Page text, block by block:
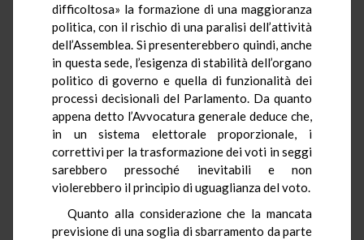
difficoltosa» la formazione di una maggioranza
politica, con il rischio di una paralisi dell’attività
dell’Assemblea. Si presenterebbero quindi, anche
in questa sede, l’esigenza di stabilità dell’organo
politico di governo e quella di funzionalità dei
processi decisionali del Parlamento. Da quanto
appena detto l’Avvocatura generale deduce che,
in un sistema elettorale proporzionale, i
correttivi per la trasformazione dei voti in seggi
sarebbero pressoché inevitabili e non
violerebbero il principio di uguaglianza del voto.
Quanto alla considerazione che la mancata
previsione di una soglia di sbarramento da parte